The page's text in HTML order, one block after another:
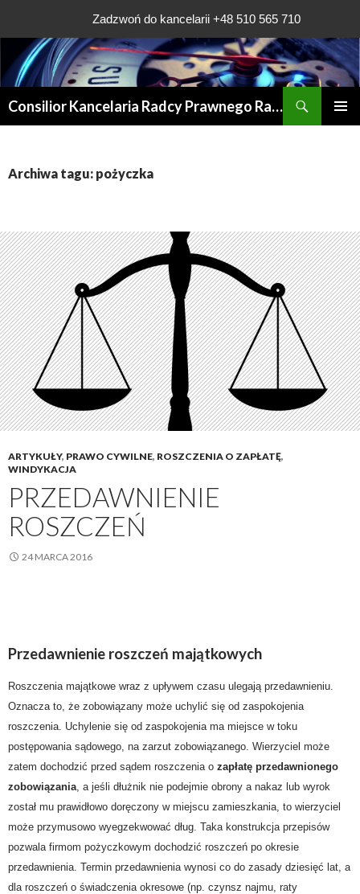
Zadzwoń do kancelarii +48 510 565 710
Consilior Kancelaria Radcy Prawnego Rafała Grądys
Archiwa tagu: pożyczka
ARTYKUŁY, PRAWO CYWILNE, ROSZCZENIA O ZAPŁATĘ,
WINDYKACJA
PRZEDAWNIENIE
ROSZCZEŃ
24 MARCA 2016
Przedawnienie roszczeń majątkowych
Roszczenia majątkowe wraz z upływem czasu ulegają przedawnieniu.
Oznacza to, że zobowiązany może uchylić się od zaspokojenia
roszczenia. Uchylenie się od zaspokojenia ma miejsce w toku
postępowania sądowego, na zarzut zobowiązanego. Wierzyciel może
zatem dochodzić przed sądem roszczenia o zapłatę przedawnionego
zobowiązania, a jeśli dłużnik nie podejmie obrony a nakaz lub wyrok
został mu prawidłowo doręczony w miejscu zamieszkania, to wierzyciel
może przymusowo wyegzekwować dług. Taka konstrukcja przepisów
pozwala firmom pożyczkowym dochodzić roszczeń po okresie
przedawnienia. Termin przedawnienia wynosi co do zasady dziesięć lat, a
dla roszczeń o świadczenia okresowe (np. czynsz najmu, raty